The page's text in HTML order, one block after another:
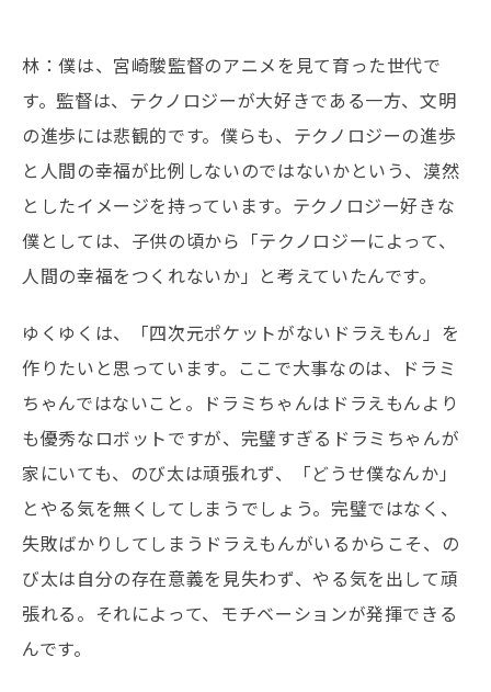
林：僕は、宮崎駿監督のアニメを見て育った世代で
す。監督は、テクノロジーが大好きである一方、文明
の進歩には悲観的です。僕らも、テクノロジーの進歩
と人間の幸福が比例しないのではないかという、漠然
としたイメージを持っています。テクノロジー好きな
僕としては、子供の頃から「テクノロジーによって、
人間の幸福をつくれないか」と考えていたんです。
ゆくゆくは、「四次元ポケットがないドラえもん」を
作りたいと思っています。ここで大事なのは、ドラミ
ちゃんではないこと。ドラミちゃんはドラえもんより
も優秀なロボットですが、完璧すぎるドラミちゃんが
家にいても、のび太は頑張れず、「どうせ僕なんか」
とやる気を無くしてしまうでしょう。完璧ではなく、
失敗ばかりしてしまうドラえもんがいるからこそ、の
び太は自分の存在意義を見失わず、やる気を出して頑
張れる。それによって、モチベーションが発揮できる
んです。